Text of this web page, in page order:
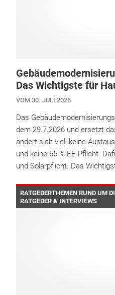
Das Wichtigste für
VOM 30. JULI 2026
Das
dem 29.7.2026 und ersetzt
ändert sich viel: keine
und keine 65 %-EE-Pflicht.
und Solarpflicht. Das
RATGEBERTHEMEN RUND UM
RATGEBER & INTERVIEWS